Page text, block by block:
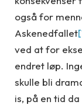
også for
Askenedfallet
ved at for
endret løp.
skulle bli
is, på en tid